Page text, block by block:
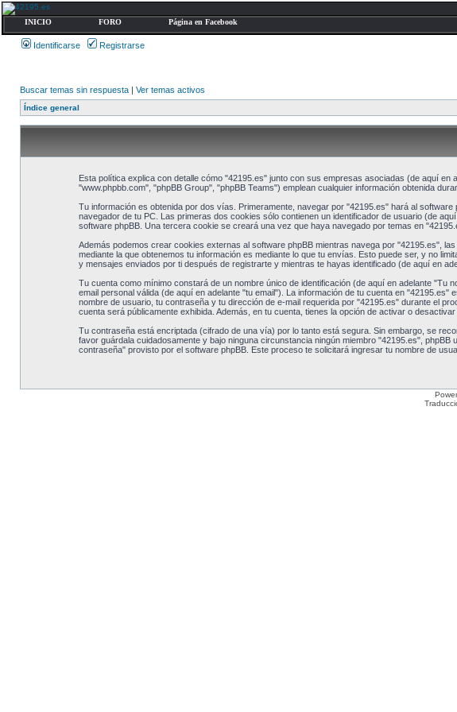
INICIO FORO Página en Facebook
Identificarse Registrarse
Buscar temas sin respuesta | Ver temas activos
Índice general
Esta política explica con detalle cómo "42195.es" junto con sus empresas asociadas (de aquí
"www.phpbb.com", "phpBB Group", "phpBB Teams") emplean cualquier información obtenida
Tu información es obtenida por dos vías. Primeramente, navegar por "42195.es" hará al
navegador de tu PC. Las primeras dos cookies sólo contienen un identificador de usuario (de
software phpBB. Una tercera cookie se creará una vez que haya navegado por temas en
Además podemos crear cookies externas al software phpBB mientras navega por "42195.es",
mediante la que obtenemos tu información es mediante lo que tu envías. Esto puede ser, y no
y mensajes enviados por ti después de registrarte y mientras te hayas identificado (de aquí en
Tu cuenta como mínimo constará de un nombre único de identificación (de aquí en adelante
email personal válida (de aquí en adelante "tu email"). La información de tu cuenta en
nombre de usuario, tu contraseña y tu dirección de e-mail requerida por "42195.es" durante el
cuenta será públicamente exhibida. Además, en tu cuenta, tienes la opción de activar o
Tu contraseña está encriptada (cifrado de una vía) por lo tanto está segura. Sin embargo, se
favor guárdala cuidadosamente y bajo ninguna circunstancia ningún miembro "42195.es",
contraseña" provisto por el software phpBB. Este proceso te solicitará ingresar tu nombre de